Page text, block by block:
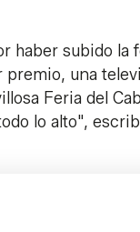
haber subido
una
Feria del
lo alto",